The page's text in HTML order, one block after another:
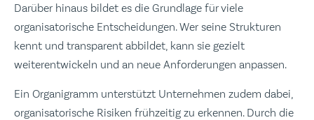
Darüber hinaus bildet es die Grundlage für viele
organisatorische Entscheidungen. Wer seine Strukturen
kennt und transparent abbildet, kann sie gezielt
weiterentwickeln und an neue Anforderungen anpassen.
Ein Organigramm unterstützt Unternehmen zudem dabei,
organisatorische Risiken frühzeitig zu erkennen. Durch die